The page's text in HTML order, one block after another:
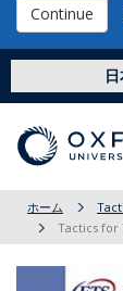
Continue
ホーム
Tactics for